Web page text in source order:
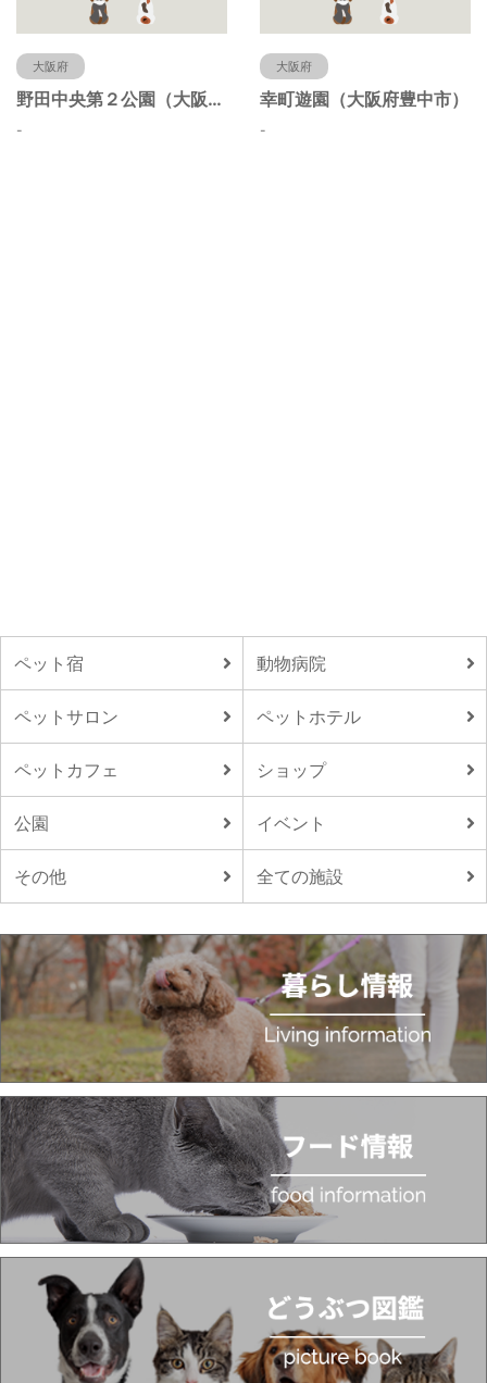
大阪府
野田中央第２公園（大阪府豊中市）
-
大阪府
幸町遊園（大阪府豊中市）
-
ペット宿 動物病院
ペットサロン ペットホテル
ペットカフェ ショップ
公園 イベント
その他 全ての施設